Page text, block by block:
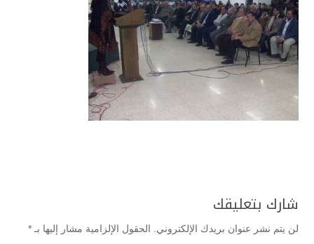
شارك بتعليقك
لن يتم نشر عنوان بريدك الإلكتروني. الحقول الإلزامية مشار إليها بـ *